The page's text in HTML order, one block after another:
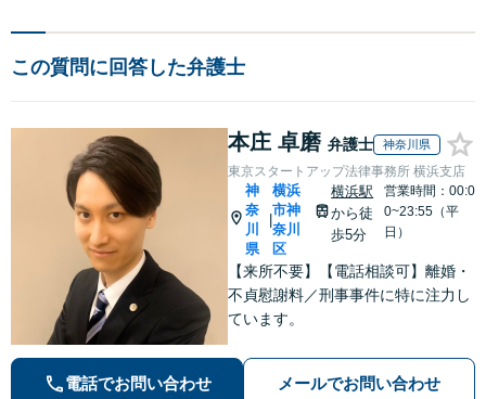
この質問に回答した弁護士
本庄 卓磨 弁護士 神奈川県
東京スタートアップ法律事務所 横浜支店
神
奈
川
県
横浜
市神
奈川
区
横浜駅
から徒
歩5分
営業時間：00:0
0~23:55（平
日）
【来所不要】【電話相談可】離婚・
不貞慰謝料／刑事事件に特に注力し
ています。
電話でお問い合わせ メールでお問い合わせ